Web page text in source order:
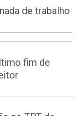
de trabalho
fim de